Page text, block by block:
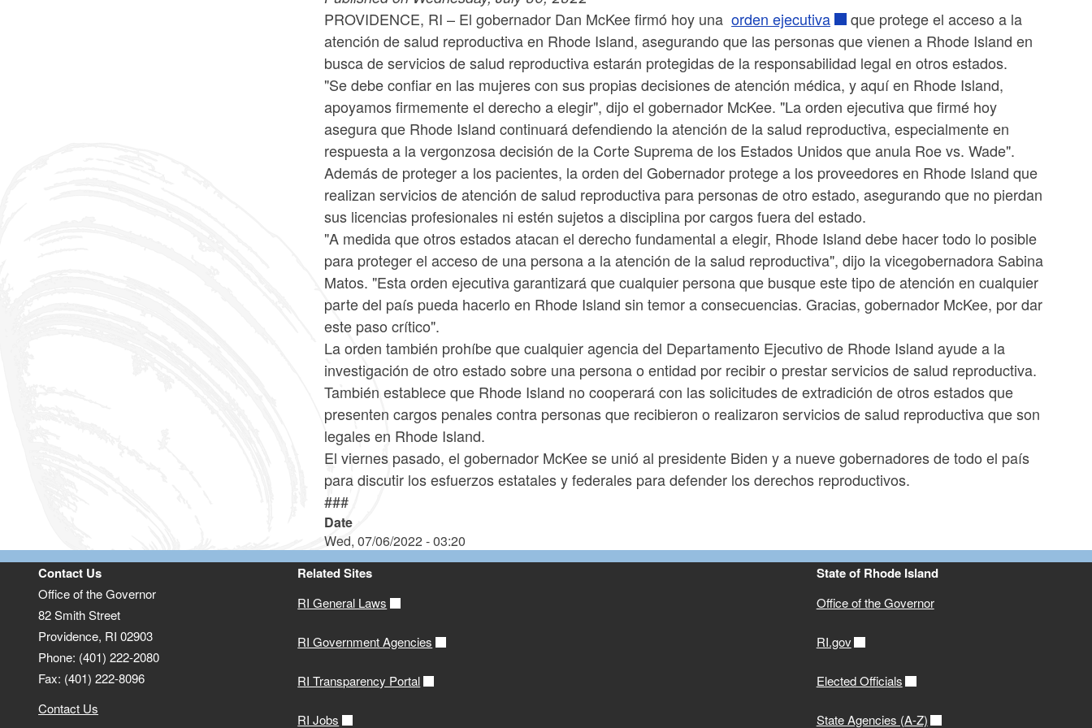
PROVIDENCE, RI – El gobernador Dan McKee firmó hoy unaorden ejecutiva
que protege el acceso a la
atención de salud reproductiva en Rhode Island, asegurando que las personas que vienen a Rhode Island en
busca de servicios de salud reproductiva estarán protegidas de la responsabilidad legal en otros estados.
"Se debe confiar en las mujeres con sus propias decisiones de atención médica, y aquí en Rhode Island,
apoyamos firmemente el derecho a elegir", dijo el gobernador McKee. "La orden ejecutiva que firmé hoy
asegura que Rhode Island continuará defendiendo la atención de la salud reproductiva, especialmente en
respuesta a la vergonzosa decisión de la Corte Suprema de los Estados Unidos que anula Roe vs. Wade".
Además de proteger a los pacientes, la orden del Gobernador protege a los proveedores en Rhode Island que
realizan servicios de atención de salud reproductiva para personas de otro estado, asegurando que no pierdan
sus licencias profesionales ni estén sujetos a disciplina por cargos fuera del estado.
"A medida que otros estados atacan el derecho fundamental a elegir, Rhode Island debe hacer todo lo posible
para proteger el acceso de una persona a la atención de la salud reproductiva", dijo la vicegobernadora Sabina
Matos. "Esta orden ejecutiva garantizará que cualquier persona que busque este tipo de atención en cualquier
parte del país pueda hacerlo en Rhode Island sin temor a consecuencias. Gracias, gobernador McKee, por dar
este paso crítico".
La orden también prohíbe que cualquier agencia del Departamento Ejecutivo de Rhode Island ayude a la
investigación de otro estado sobre una persona o entidad por recibir o prestar servicios de salud reproductiva.
También establece que Rhode Island no cooperará con las solicitudes de extradición de otros estados que
presenten cargos penales contra personas que recibieron o realizaron servicios de salud reproductiva que son
legales en Rhode Island.
El viernes pasado, el gobernador McKee se unió al presidente Biden y a nueve gobernadores de todo el país
para discutir los esfuerzos estatales y federales para defender los derechos reproductivos.
###
Date
Wed, 07/06/2022 - 03:20
Contact Us
Office of the Governor
82 Smith Street
Providence, RI 02903
Phone: (401) 222-2080
Fax: (401) 222-8096
Contact Us
Related Sites
RI General Laws
RI Government Agencies
RI Transparency Portal
RI Jobs
State of Rhode Island
Office of the Governor
RI.gov
Elected Officials
State Agencies (A-Z)